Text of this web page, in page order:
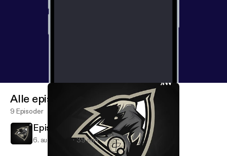
Alle episoder
9 Episoder
Episode 6: Your All Caught Up!
6. aug. 2022 39 min